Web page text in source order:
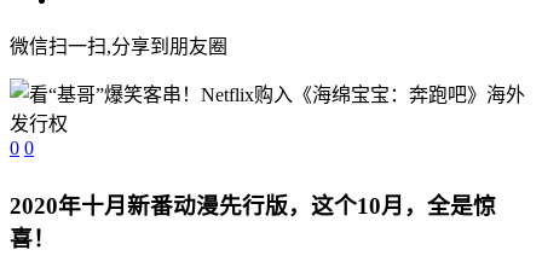
微信扫一扫,分享到朋友圈
0 0
2020年十月新番动漫先行版，这个10月，全是惊
喜！